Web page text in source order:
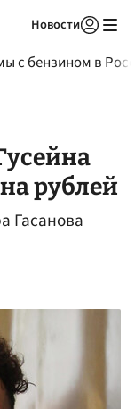
Новости
с бензином в
рублей
Гасанова